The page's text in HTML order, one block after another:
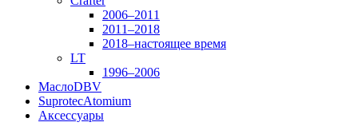
2006–2011
2011–2018
2018–настоящее время
LT
1996–2006
МаслоDBV
SuprotecAtomium
Аксессуары